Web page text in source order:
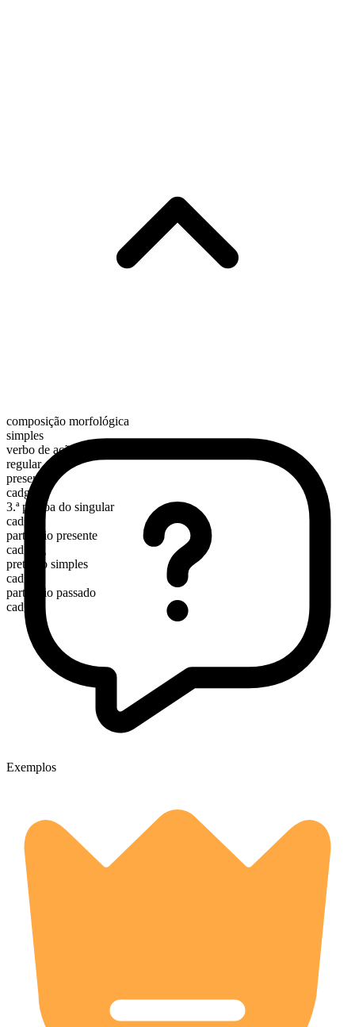
composição morfológica
simples
verbo de ação
regular
presente
cadge
3.ª pessoa do singular
cadges
particípio presente
cadging
pretérito simples
cadged
particípio passado
cadged
Exemplos